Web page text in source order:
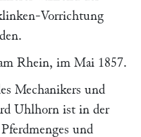
Vorrichtung
Rhein, im Mai 1857.
Mechanikers und
Uhlhorn ist in der
Pferdmenges und